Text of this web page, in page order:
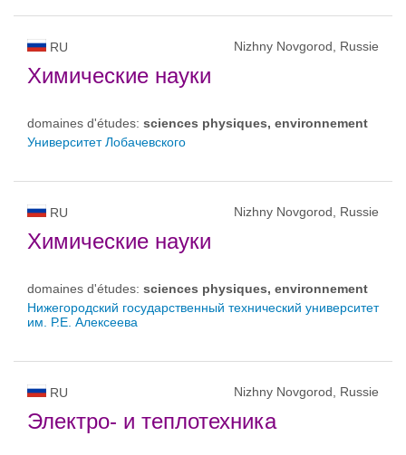
RU Nizhny Novgorod, Russie
Химические науки
domaines d'études: sciences physiques, environnement
Университет Лобачевского
RU Nizhny Novgorod, Russie
Химические науки
domaines d'études: sciences physiques, environnement
Нижегородский государственный технический университет
им. Р.Е. Алексеева
RU Nizhny Novgorod, Russie
Электро- и теплотехника